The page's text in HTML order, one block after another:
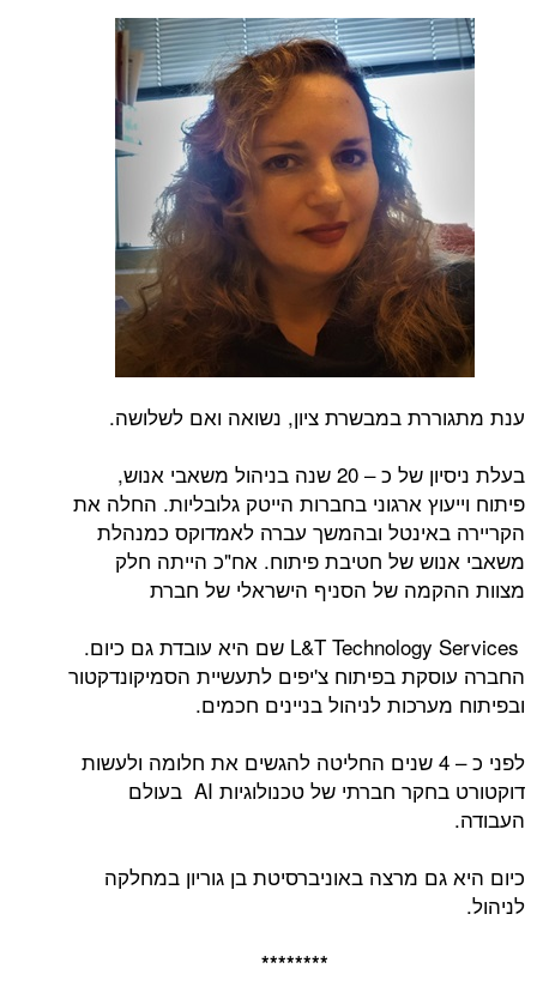
ענת מתגוררת במבשרת ציון, נשואה ואם לשלושה.
בעלת ניסיון של כ – 20 שנה בניהול משאבי אנוש,
פיתוח וייעוץ ארגוני בחברות הייטק גלובליות. החלה את
הקריירה באינטל ובהמשך עברה לאמדוקס כמנהלת
משאבי אנוש של חטיבת פיתוח. אח"כ הייתה חלק
מצוות ההקמה של הסניף הישראלי של חברת
L&T Technology Services שם היא עובדת גם כיום.
החברה עוסקת בפיתוח צ'יפים לתעשיית הסמיקונדקטור
ובפיתוח מערכות לניהול בניינים חכמים.
לפני כ – 4 שנים החליטה להגשים את חלומה ולעשות
דוקטורט בחקר חברתי של טכנולוגיות AI בעולם
העבודה.
כיום היא גם מרצה באוניברסיטת בן גוריון במחלקה
לניהול.
********